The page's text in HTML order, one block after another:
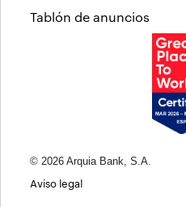
Tablón de anuncios
© 2026 Arquia Bank, S.A.
Aviso legal